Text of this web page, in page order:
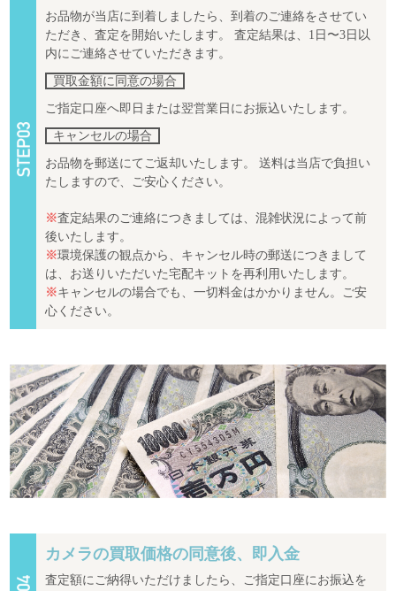
お品物が当店に到着しましたら、到着のご連絡をさせてい
ただき、査定を開始いたします。 査定結果は、1日〜3日以
内にご連絡させていただきます。
買取金額に同意の場合
ご指定口座へ即日または翌営業日にお振込いたします。
キャンセルの場合
お品物を郵送にてご返却いたします。 送料は当店で負担い
たしますので、ご安心ください。
※査定結果のご連絡につきましては、混雑状況によって前
後いたします。
※環境保護の観点から、キャンセル時の郵送につきまして
は、お送りいただいた宅配キットを再利用いたします。
※キャンセルの場合でも、一切料金はかかりません。ご安
心ください。
カメラの買取価格の同意後、即入金
査定額にご納得いただけましたら、ご指定口座にお振込を